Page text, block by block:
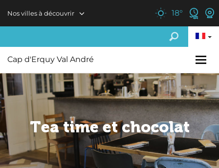
Nos villes à découvrir 18°
Cap d'Erquy Val André
Tea time et chocolat